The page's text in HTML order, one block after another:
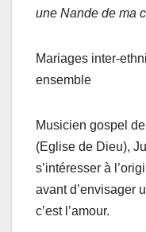
une Nande de ma
Mariages inter-
ensemble
Musicien gospel
(Eglise de Dieu),
s’intéresser à
avant d’envisager
c’est l’amour.